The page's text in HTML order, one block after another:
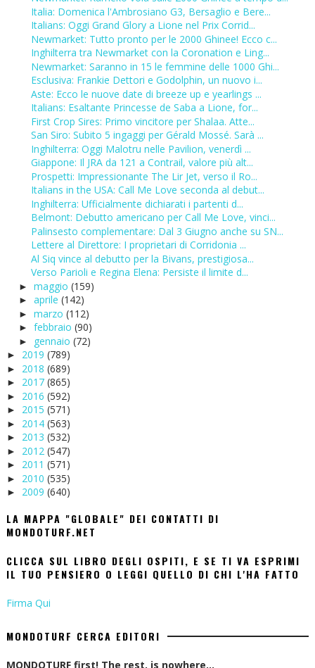
Italia: Domenica l'Ambrosiano G3, Bersaglio e Bere...
Italians: Oggi Grand Glory a Lione nel Prix Corrid...
Newmarket: Tutto pronto per le 2000 Ghinee! Ecco c...
Inghilterra tra Newmarket con la Coronation e Ling...
Newmarket: Saranno in 15 le femmine delle 1000 Ghi...
Esclusiva: Frankie Dettori e Godolphin, un nuovo i...
Aste: Ecco le nuove date di breeze up e yearlings ...
Italians: Esaltante Princesse de Saba a Lione, for...
First Crop Sires: Primo vincitore per Shalaa. Atte...
San Siro: Subito 5 ingaggi per Gérald Mossé. Sarà ...
Inghilterra: Oggi Malotru nelle Pavilion, venerdì ...
Giappone: Il JRA da 121 a Contrail, valore più alt...
Prospetti: Impressionante The Lir Jet, verso il Ro...
Italians in the USA: Call Me Love seconda al debut...
Inghilterra: Ufficialmente dichiarati i partenti d...
Belmont: Debutto americano per Call Me Love, vinci...
Palinsesto complementare: Dal 3 Giugno anche su SN...
Lettere al Direttore: I proprietari di Corridonia ...
Al Siq vince al debutto per la Bivans, prestigiosa...
Verso Parioli e Regina Elena: Persiste il limite d...
► maggio (159)
► aprile (142)
► marzo (112)
► febbraio (90)
► gennaio (72)
► 2019 (789)
► 2018 (689)
► 2017 (865)
► 2016 (592)
► 2015 (571)
► 2014 (563)
► 2013 (532)
► 2012 (547)
► 2011 (571)
► 2010 (535)
► 2009 (640)
LA MAPPA "GLOBALE" DEI CONTATTI DI
MONDOTURF.NET
CLICCA SUL LIBRO DEGLI OSPITI, E SE TI VA ESPRIMI
IL TUO PENSIERO O LEGGI QUELLO DI CHI L'HA FATTO
Firma Qui
MONDOTURF CERCA EDITORI
MONDOTURF first! The rest, is nowhere...